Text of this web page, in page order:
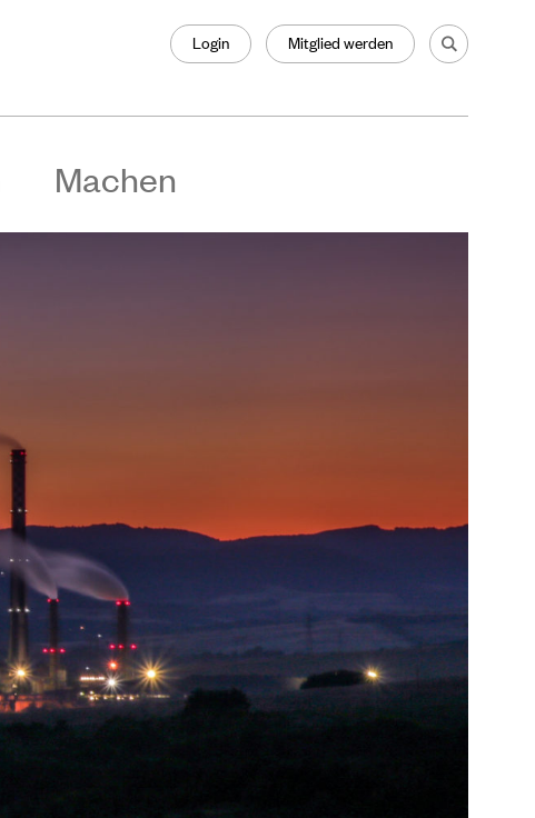
Login Mitglied werden
Machen